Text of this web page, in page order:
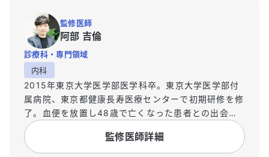
監修医師
阿部 吉倫
診療科・専門領域
内科
2015年東京大学医学部医学科卒。東京大学医学部付
属病院、東京都健康長寿医療センターで初期研修を修
了。血便を放置し48歳で亡くなった患者との出会い
をきっかけにデータサイエンスの世界へ。2017年5月
にUbie株式会社を共同創業。2019年12月より日本救
急医学会救急AI研究活性化特別委員会委員。2020年
監修医師詳細